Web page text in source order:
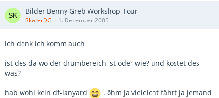
Bilder Benny Greb Workshop-Tour
SkaterDG 1. Dezember 2005
ich denk ich komm auch
ist des da wo der drumbereich ist oder wie? und kostet des
was?
hab wohl kein df-lanyard
. öhm ja vieleicht fährt ja jemand